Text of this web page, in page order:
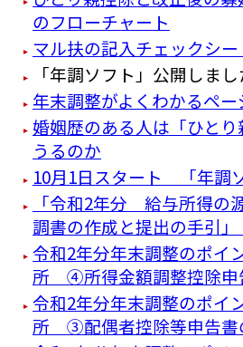
のフローチャート
マル扶の記入チェックシ
「年調ソフト」公開しま
年末調整がよくわかるペ
婚姻歴のある人は「ひと
うるのか
10月1日スタート 「年調
「令和2年分 給与所得の
調書の作成と提出の手引
令和2年分年末調整のポイ
所 ④所得金額調整控除申
令和2年分年末調整のポイ
所 ③配偶者控除等申告書